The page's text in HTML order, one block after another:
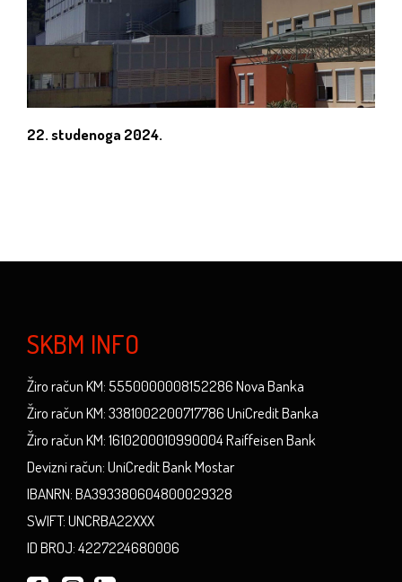
22. studenoga 2024.
SKBM INFO
Žiro račun KM: 5550000008152286 Nova Banka
Žiro račun KM: 3381002200717786 UniCredit Banka
Žiro račun KM: 1610200010990004 Raiffeisen Bank
Devizni račun: UniCredit Bank Mostar
IBANRN: BA393380604800029328
SWIFT: UNCRBA22XXX
ID BROJ: 4227224680006